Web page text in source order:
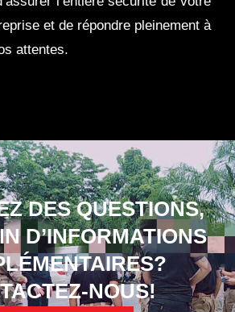
et de répondre pleinement à
attentes.
DES QUESTIONS,
D’INFORMATIONS
NOUS!